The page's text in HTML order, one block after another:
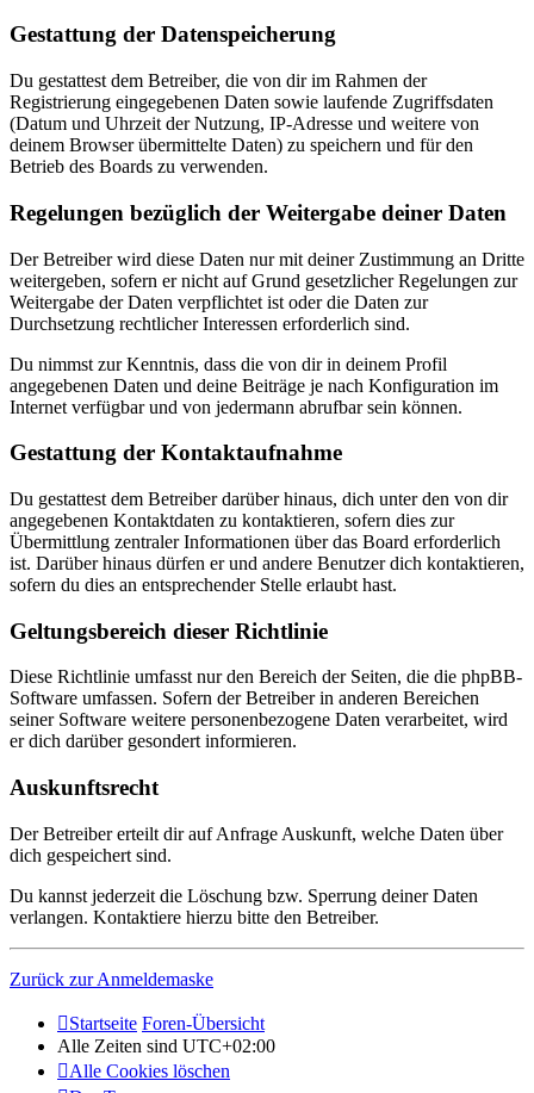
Gestattung der Datenspeicherung
Du gestattest dem Betreiber, die von dir im Rahmen der
Registrierung eingegebenen Daten sowie laufende Zugriffsdaten
(Datum und Uhrzeit der Nutzung, IP-Adresse und weitere von
deinem Browser übermittelte Daten) zu speichern und für den
Betrieb des Boards zu verwenden.
Regelungen bezüglich der Weitergabe deiner Daten
Der Betreiber wird diese Daten nur mit deiner Zustimmung an Dritte
weitergeben, sofern er nicht auf Grund gesetzlicher Regelungen zur
Weitergabe der Daten verpflichtet ist oder die Daten zur
Durchsetzung rechtlicher Interessen erforderlich sind.
Du nimmst zur Kenntnis, dass die von dir in deinem Profil
angegebenen Daten und deine Beiträge je nach Konfiguration im
Internet verfügbar und von jedermann abrufbar sein können.
Gestattung der Kontaktaufnahme
Du gestattest dem Betreiber darüber hinaus, dich unter den von dir
angegebenen Kontaktdaten zu kontaktieren, sofern dies zur
Übermittlung zentraler Informationen über das Board erforderlich
ist. Darüber hinaus dürfen er und andere Benutzer dich kontaktieren,
sofern du dies an entsprechender Stelle erlaubt hast.
Geltungsbereich dieser Richtlinie
Diese Richtlinie umfasst nur den Bereich der Seiten, die die phpBB-
Software umfassen. Sofern der Betreiber in anderen Bereichen
seiner Software weitere personenbezogene Daten verarbeitet, wird
er dich darüber gesondert informieren.
Auskunftsrecht
Der Betreiber erteilt dir auf Anfrage Auskunft, welche Daten über
dich gespeichert sind.
Du kannst jederzeit die Löschung bzw. Sperrung deiner Daten
verlangen. Kontaktiere hierzu bitte den Betreiber.
Zurück zur Anmeldemaske
Startseite Foren-Übersicht
Alle Zeiten sind UTC+02:00
Alle Cookies löschen